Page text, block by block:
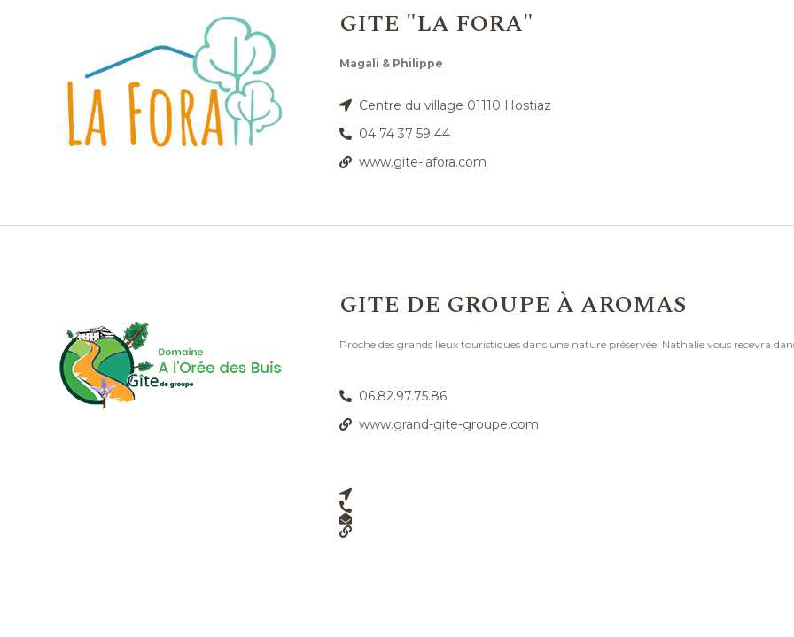
GITE "LA FORA"
Magali & Philippe
Centre du village 01110 Hostiaz
04 74 37 59 44
www.gite-lafora.com
GITE DE GROUPE À AROMAS
Proche des grands lieux touristiques dans une nature préservée, Nathalie vous recevra
06.82.97.75.86
www.grand-gite-groupe.com